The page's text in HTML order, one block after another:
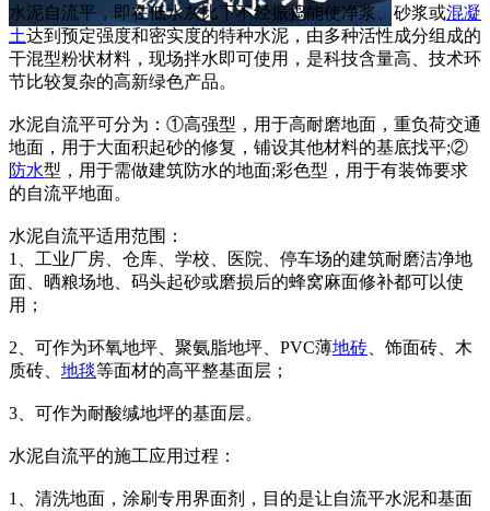
水泥自流平，即在低水灰比下不经振捣能使净浆、砂浆或混凝
土达到预定强度和密实度的特种水泥，由多种活性成分组成的
干混型粉状材料，现场拌水即可使用，是科技含量高、技术环
节比较复杂的高新绿色产品。
水泥自流平可分为：①高强型，用于高耐磨地面，重负荷交通
地面，用于大面积起砂的修复，铺设其他材料的基底找平;②
防水型，用于需做建筑防水的地面;彩色型，用于有装饰要求
的自流平地面。
水泥自流平适用范围：
1、工业厂房、仓库、学校、医院、停车场的建筑耐磨洁净地
面、晒粮场地、码头起砂或磨损后的蜂窝麻面修补都可以使
用；
2、可作为环氧地坪、聚氨脂地坪、PVC薄地砖 、饰面砖、木
质砖、 地毯等面材的高平整基面层；
3、可作为耐酸缄地坪的基面层。
水泥自流平的施工应用过程：
1、清洗地面，涂刷专用界面剂，目的是让自流平水泥和基面